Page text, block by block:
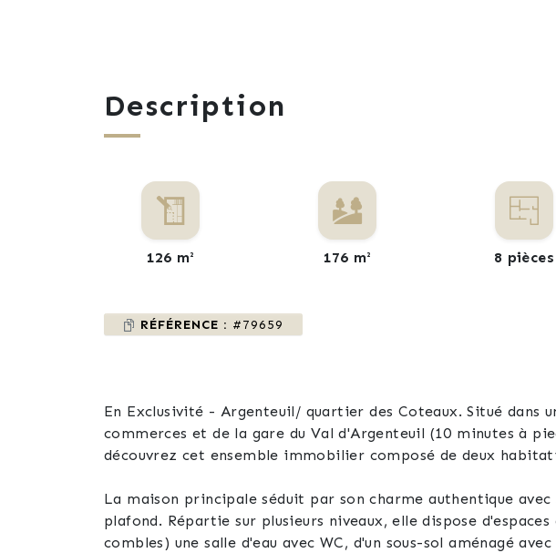
Description
126 m² 176 m² 8 pièces
RÉFÉRENCE : #79659
En Exclusivité - Argenteuil/ quartier des Coteaux. Situé dans
commerces et de la gare du Val d'Argenteuil (10 minutes à
découvrez cet ensemble immobilier composé de deux
La maison principale séduit par son charme authentique
plafond. Répartie sur plusieurs niveaux, elle dispose
combles) une salle d'eau avec WC, d'un sous-sol aménagé